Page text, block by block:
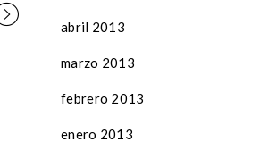
abril 2013
marzo 2013
febrero 2013
enero 2013